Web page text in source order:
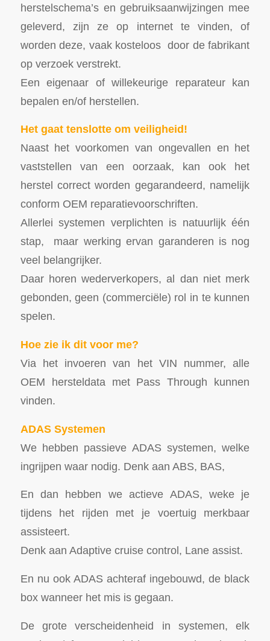
herstelschema’s en gebruiksaanwijzingen mee
geleverd, zijn ze op internet te vinden, of
worden deze, vaak kosteloos door de fabrikant
op verzoek verstrekt.
Een eigenaar of willekeurige reparateur kan
bepalen en/of herstellen.
Het gaat tenslotte om veiligheid!
Naast het voorkomen van ongevallen en het
vaststellen van een oorzaak, kan ook het
herstel correct worden gegarandeerd, namelijk
conform OEM reparatievoorschriften.
Allerlei systemen verplichten is natuurlijk één
stap, maar werking ervan garanderen is nog
veel belangrijker.
Daar horen wederverkopers, al dan niet merk
gebonden, geen (commerciële) rol in te kunnen
spelen.
Hoe zie ik dit voor me?
Via het invoeren van het VIN nummer, alle
OEM hersteldata met Pass Through kunnen
vinden.
ADAS Systemen
We hebben passieve ADAS systemen, welke
ingrijpen waar nodig. Denk aan ABS, BAS,
En dan hebben we actieve ADAS, weke je
tijdens het rijden met je voertuig merkbaar
assisteert.
Denk aan Adaptive cruise control, Lane assist.
En nu ook ADAS achteraf ingebouwd, de black
box wanneer het mis is gegaan.
De grote verscheidenheid in systemen, elk